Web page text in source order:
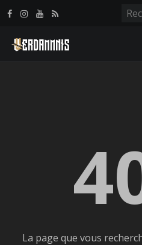
La page que vous
Panneau de gestion des cookies